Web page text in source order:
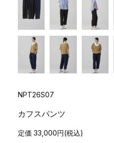
NPT26S07
カフスパンツ
定価 33,000円(税込)